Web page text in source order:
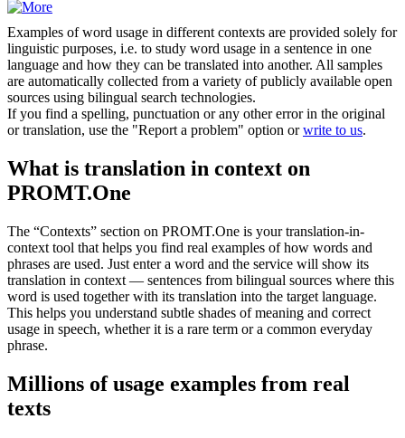
Examples of word usage in different contexts are provided solely for
linguistic purposes, i.e. to study word usage in a sentence in one
language and how they can be translated into another. All samples
are automatically collected from a variety of publicly available open
sources using bilingual search technologies.
If you find a spelling, punctuation or any other error in the original
or translation, use the "Report a problem" option orwrite to us.
What is translation in context on
PROMT.One
The “Contexts” section on PROMT.One is your translation-in-
context tool that helps you find real examples of how words and
phrases are used. Just enter a word and the service will show its
translation in context — sentences from bilingual sources where this
word is used together with its translation into the target language.
This helps you understand subtle shades of meaning and correct
usage in speech, whether it is a rare term or a common everyday
phrase.
Millions of usage examples from real
texts